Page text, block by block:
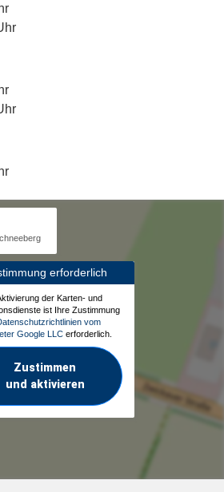
erforderlich
der Karten- und
ist Ihre Zustimmung
vom
Google LLC erforderlich.
Zustimmen
und aktivieren